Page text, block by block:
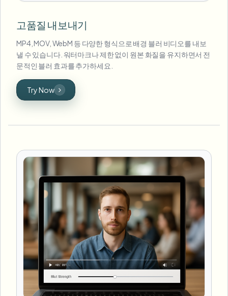
고품질 내보내기
MP4, MOV, WebM 등 다양한 형식으로 배경 블러 비디오를 내보
낼 수 있습니다. 워터마크나 제한 없이 원본 화질을 유지하면서 전
문적인 블러 효과를 추가하세요.
Try Now